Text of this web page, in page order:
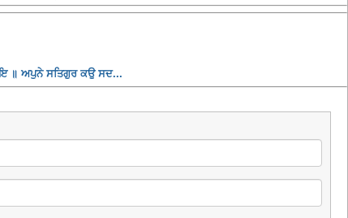
॥ ਅਪੁਨੇ ਸਤਿਗੁਰ ਕਉ ਸਦ...